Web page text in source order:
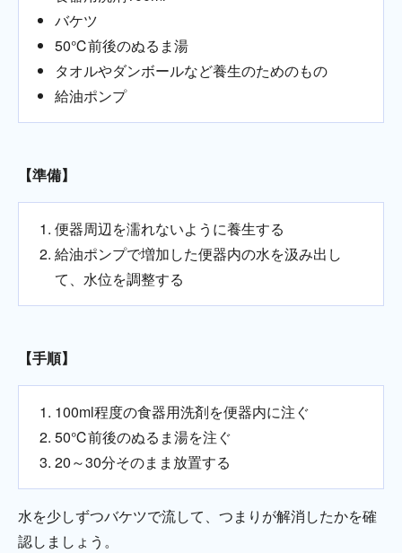
バケツ
50℃前後のぬるま湯
タオルやダンボールなど養生のためのもの
給油ポンプ
【準備】
便器周辺を濡れないように養生する
給油ポンプで増加した便器内の水を汲み出し
て、水位を調整する
【手順】
100ml程度の食器用洗剤を便器内に注ぐ
50℃前後のぬるま湯を注ぐ
20～30分そのまま放置する
水を少しずつバケツで流して、つまりが解消したかを確
認しましょう。